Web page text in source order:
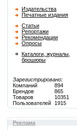
Издательства
Печатные издания
Статьи
Репортажи
Рекомендации
Опросы
Каталоги, журналы,
брошюры
Зарегистрировано:
Компаний
894
Брендов
865
Товаров
10351
Пользователей
1915
Реклама